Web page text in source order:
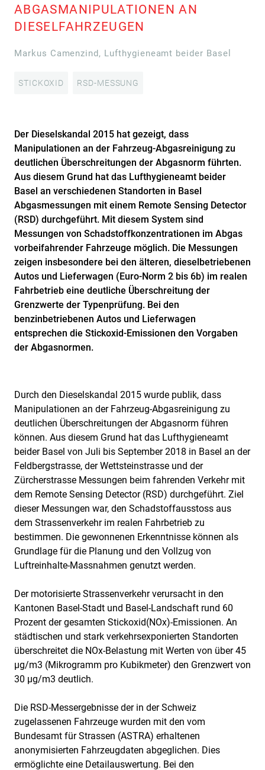
ABGASMANIPULATIONEN AN
DIESELFAHRZEUGEN
Markus Camenzind, Lufthygieneamt beider Basel
STICKOXID RSD-MESSUNG
Der Dieselskandal 2015 hat gezeigt, dass
Manipulationen an der Fahrzeug-Abgasreinigung zu
deutlichen Überschreitungen der Abgasnorm führten.
Aus diesem Grund hat das Lufthygieneamt beider
Basel an verschiedenen Standorten in Basel
Abgasmessungen mit einem Remote Sensing Detector
(RSD) durchgeführt. Mit diesem System sind
Messungen von Schadstoffkonzentrationen im Abgas
vorbeifahrender Fahrzeuge möglich. Die Messungen
zeigen insbesondere bei den älteren, dieselbetriebenen
Autos und Lieferwagen (Euro-Norm 2 bis 6b) im realen
Fahrbetrieb eine deutliche Überschreitung der
Grenzwerte der Typenprüfung. Bei den
benzinbetriebenen Autos und Lieferwagen
entsprechen die Stickoxid-Emissionen den Vorgaben
der Abgasnormen.
Durch den Dieselskandal 2015 wurde publik, dass
Manipulationen an der Fahrzeug-Abgasreinigung zu
deutlichen Überschreitungen der Abgasnorm führen
können. Aus diesem Grund hat das Lufthygieneamt
beider Basel von Juli bis September 2018 in Basel an der
Feldbergstrasse, der Wettsteinstrasse und der
Zürcherstrasse Messungen beim fahrenden Verkehr mit
dem Remote Sensing Detector (RSD) durchgeführt. Ziel
dieser Messungen war, den Schadstoffausstoss aus
dem Strassenverkehr im realen Fahrbetrieb zu
bestimmen. Die gewonnenen Erkenntnisse können als
Grundlage für die Planung und den Vollzug von
Luftreinhalte-Massnahmen genutzt werden.
Der motorisierte Strassenverkehr verursacht in den
Kantonen Basel-Stadt und Basel-Landschaft rund 60
Prozent der gesamten Stickoxid(NOx)-Emissionen. An
städtischen und stark verkehrsexponierten Standorten
überschreitet die NOx-Belastung mit Werten von über 45
µg/m3 (Mikrogramm pro Kubikmeter) den Grenzwert von
30 µg/m3 deutlich.
Die RSD-Messergebnisse der in der Schweiz
zugelassenen Fahrzeuge wurden mit den vom
Bundesamt für Strassen (ASTRA) erhaltenen
anonymisierten Fahrzeugdaten abgeglichen. Dies
ermöglichte eine Detailauswertung. Bei den